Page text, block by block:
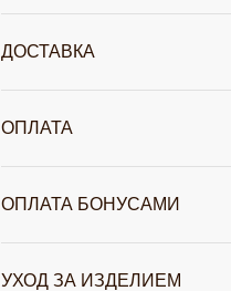
ДОСТАВКА
ОПЛАТА
ОПЛАТА БОНУСАМИ
УХОД ЗА ИЗДЕЛИЕМ